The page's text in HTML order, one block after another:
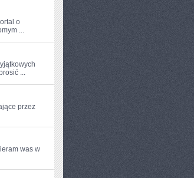
o
...
...
przez
was w